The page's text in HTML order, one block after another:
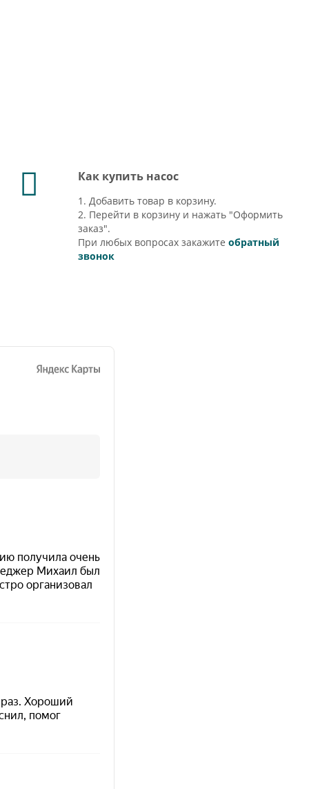
Как купить насос
1. Добавить товар в корзину.
2. Перейти в корзину и нажать "Оформить
заказ".
При любых вопросах закажитеобратный
звонок